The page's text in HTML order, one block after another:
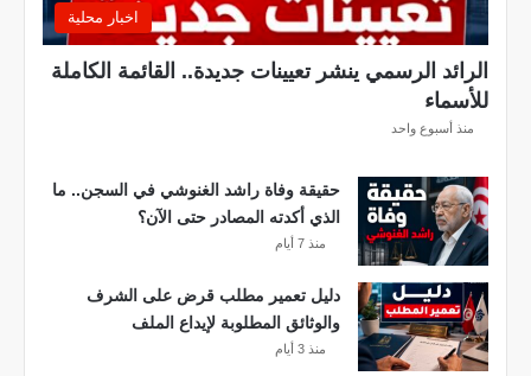
ل
ي
ل
ي
.
أ
م
ط
ا
ر
و
ر
اخبار محلية
الرائد الرسمي ينشر تعيينات جديدة.. القائمة الكاملة
للأسماء
منذ أسبوع واحد
حقيقة وفاة راشد الغنوشي في السجن.. ما
الذي أكدته المصادر حتى الآن؟
منذ 7 أيام
دليل تعمير مطلب قرض على الشرف
والوثائق المطلوبة لإيداع الملف
منذ 3 أيام